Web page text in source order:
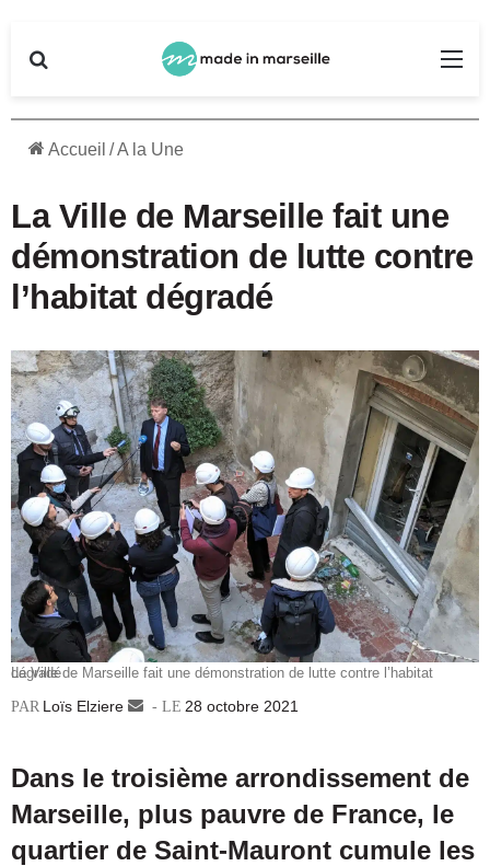
Accueil /A la Une
La Ville de Marseille fait une
démonstration de lutte contre
l’habitat dégradé
La Ville de Marseille fait une démonstration de lutte contre l’habitat dégradé
Loïs Elziere
Envoyer28 octobre 2021
Dans le troisième arrondissement de
Marseille, plus pauvre de France, le
quartier de Saint-Mauront cumule les